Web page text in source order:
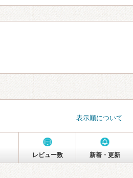
表示順について
レビュー数 新着・更新